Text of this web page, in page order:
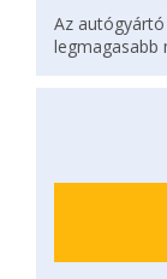
Az
legmagasabb